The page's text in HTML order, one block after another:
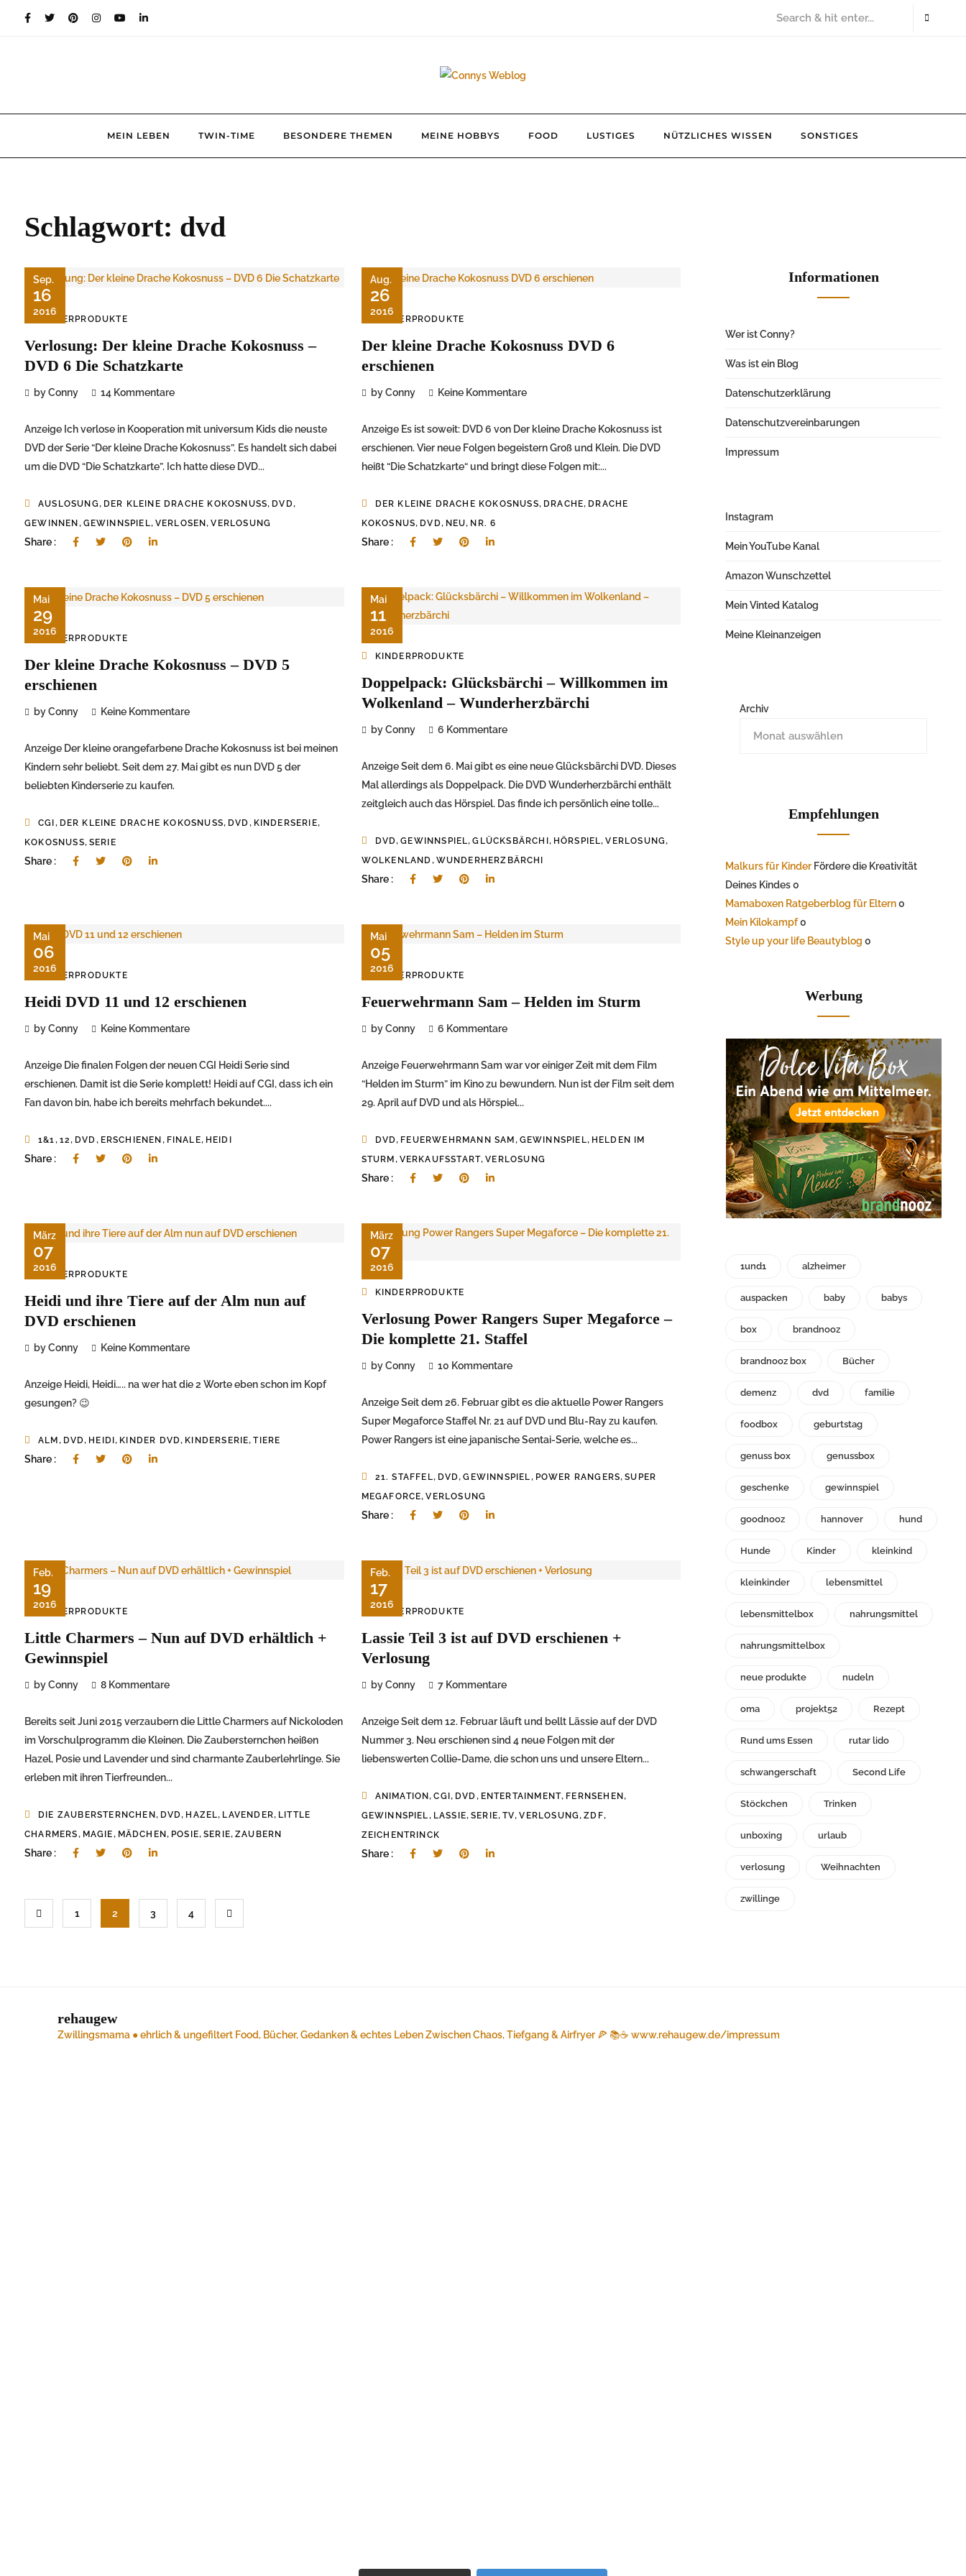
MEIN LEBEN TWIN-TIME BESONDERE THEMEN MEINE HOBBYS FOOD LUSTIGES NÜTZLICHES WISSEN SONSTIGES
Schlagwort: dvd
Sep.
16
2016
KINDERPRODUKTE
Verlosung: Der kleine Drache Kokosnuss –
DVD 6 Die Schatzkarte
by Conny 14 Kommentare
Anzeige Ich verlose in Kooperation mit universum Kids die neuste
DVD der Serie “Der kleine Drache Kokosnuss”. Es handelt sich dabei
um die DVD “Die Schatzkarte”. Ich hatte diese DVD...
AUSLOSUNG, DER KLEINE DRACHE KOKOSNUSS, DVD,
GEWINNEN, GEWINNSPIEL, VERLOSEN,VERLOSUNG
Share :
Aug.
26
2016
KINDERPRODUKTE
Der kleine Drache Kokosnuss DVD 6
erschienen
by Conny Keine Kommentare
Anzeige Es ist soweit: DVD 6 von Der kleine Drache Kokosnuss ist
erschienen. Vier neue Folgen begeistern Groß und Klein. Die DVD
heißt “Die Schatzkarte“ und bringt diese Folgen mit:...
DER KLEINE DRACHE KOKOSNUSS, DRACHE, DRACHE
KOKOSNUS, DVD, NEU, NR. 6
Share :
Mai
29
2016
KINDERPRODUKTE
Der kleine Drache Kokosnuss – DVD 5
erschienen
by Conny Keine Kommentare
Anzeige Der kleine orangefarbene Drache Kokosnuss ist bei meinen
Kindern sehr beliebt. Seit dem 27. Mai gibt es nun DVD 5 der
beliebten Kinderserie zu kaufen.
CGI , DER KLEINE DRACHE KOKOSNUSS, DVD, KINDERSERIE,
KOKOSNUSS, SERIE
Share :
Mai
11
2016
KINDERPRODUKTE
Doppelpack: Glücksbärchi – Willkommen im
Wolkenland – Wunderherzbärchi
by Conny 6 Kommentare
Anzeige Seit dem 6. Mai gibt es eine neue Glücksbärchi DVD. Dieses
Mal allerdings als Doppelpack. Die DVD Wunderherzbärchi enthält
zeitgleich auch das Hörspiel. Das finde ich persönlich eine tolle...
DVD,GEWINNSPIEL,GLÜCKSBÄRCHI, HÖRSPIEL,VERLOSUNG,
WOLKENLAND, WUNDERHERZBÄRCHI
Share :
Mai
06
2016
KINDERPRODUKTE
Heidi DVD 11 und 12 erschienen
by Conny Keine Kommentare
Anzeige Die finalen Folgen der neuen CGI Heidi Serie sind
erschienen. Damit ist die Serie komplett! Heidi auf CGI, dass ich ein
Fan davon bin, habe ich bereits mehrfach bekundet....
1&1, 12, DVD, ERSCHIENEN , FINALE, HEIDI
Share :
Mai
05
2016
KINDERPRODUKTE
Feuerwehrmann Sam – Helden im Sturm
by Conny 6 Kommentare
Anzeige Feuerwehrmann Sam war vor einiger Zeit mit dem Film
“Helden im Sturm” im Kino zu bewundern. Nun ist der Film seit dem
29. April auf DVD und als Hörspiel...
DVD, FEUERWEHRMANN SAM , GEWINNSPIEL, HELDEN IM
STURM , VERKAUFSSTART,VERLOSUNG
Share :
März
07
2016
KINDERPRODUKTE
Heidi und ihre Tiere auf der Alm nun auf
DVD erschienen
by Conny Keine Kommentare
Anzeige Heidi, Heidi….. na wer hat die 2 Worte eben schon im Kopf
gesungen? 😉
ALM , DVD, HEIDI, KINDER DVD, KINDERSERIE,TIERE
Share :
März
07
2016
KINDERPRODUKTE
Verlosung Power Rangers Super Megaforce –
Die komplette 21. Staffel
by Conny 10 Kommentare
Anzeige Seit dem 26. Februar gibt es die aktuelle Power Rangers
Super Megaforce Staffel Nr. 21 auf DVD und Blu-Ray zu kaufen.
Power Rangers ist eine japanische Sentai-Serie, welche es...
21. STAFFEL, DVD,GEWINNSPIEL, POWER RANGERS,SUPER
MEGAFORCE,VERLOSUNG
Share :
Feb.
19
2016
KINDERPRODUKTE
Little Charmers – Nun auf DVD erhältlich +
Gewinnspiel
by Conny 8 Kommentare
Bereits seit Juni 2015 verzaubern die Little Charmers auf Nickoloden
im Vorschulprogramm die Kleinen. Die Zaubersternchen heißen
Hazel, Posie und Lavender und sind charmante Zauberlehrlinge. Sie
erleben mit ihren Tierfreunden...
DIE ZAUBERSTERNCHEN , DVD, HAZEL, LAVENDER, LITTLE
CHARMERS, MAGIE, MÄDCHEN, POSIE,SERIE,ZAUBERN
Share :
Feb.
17
2016
KINDERPRODUKTE
Lassie Teil 3 ist auf DVD erschienen +
Verlosung
by Conny 7 Kommentare
Anzeige Seit dem 12. Februar läuft und bellt Lässie auf der DVD
Nummer 3. Neu erschienen sind 4 neue Folgen mit der
liebenswerten Collie-Dame, die schon uns und unsere Eltern...
ANIMATION,CGI , DVD, ENTERTAINMENT, FERNSEHEN ,
GEWINNSPIEL, LASSIE, SERIE, TV,VERLOSUNG,ZDF,
ZEICHENTRINCK
Share :
1 2 3 4
Informationen
Wer ist Conny?
Was ist ein Blog
Datenschutzerklärung
Datenschutzvereinbarungen
Impressum
Instagram
Mein YouTube Kanal
Amazon Wunschzettel
Mein Vinted Katalog
Meine Kleinanzeigen
Archiv
Empfehlungen
Malkurs für Kinder Fördere die Kreativität
Deines Kindes 0
Mamaboxen Ratgeberblog für Eltern0
Mein Kilokampf0
Style up your life Beautyblog 0
Werbung
1und1 alzheimer
auspacken baby babys
box brandnooz
brandnooz box Bücher
demenz dvd familie
foodbox geburtstag
genuss box genussbox
geschenke gewinnspiel
goodnooz hannover hund
Hunde Kinder kleinkind
kleinkinder lebensmittel
lebensmittelbox nahrungsmittel
nahrungsmittelbox
neue produkte nudeln
oma projekt52 Rezept
Rund ums Essen rutar lido
schwangerschaft Second Life
Stöckchen Trinken
unboxing urlaub
verlosung Weihnachten
zwillinge
rehaugew
Zwillingsmama ● ehrlich & ungefiltert Food, Bücher, Gedanken & echtes LebenZwischen Chaos, Tiefgang & Airfryer 🍕 📚☕️ www.rehaugew.de/impressum